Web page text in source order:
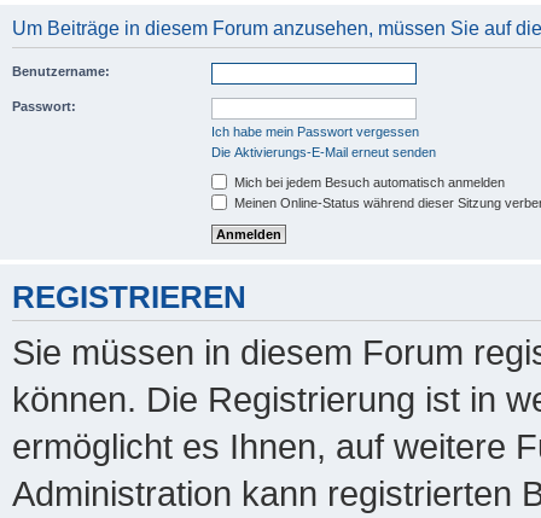
Um Beiträge in diesem Forum anzusehen, müssen Sie auf
Benutzername:
Passwort:
Ich habe mein Passwort vergessen
Die Aktivierungs-E-Mail erneut senden
Mich bei jedem Besuch automatisch anmelden
Meinen Online-Status während dieser Sitzung
REGISTRIEREN
Sie müssen in diesem Forum
können. Die Registrierung ist in
ermöglicht es Ihnen, auf weitere
Administration kann registrierten